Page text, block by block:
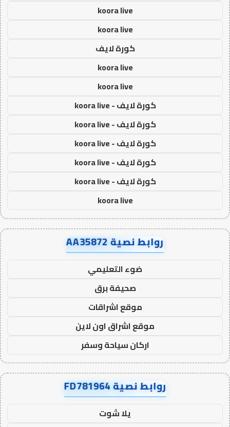
koora live
koora live
كورة لايف
koora live
koora live
كورة لايف - koora live
كورة لايف - koora live
كورة لايف - koora live
كورة لايف - koora live
كورة لايف - koora live
koora live
روابط نصية AA35872
ضوء التعليمي
صحيفة برق
موقع اشراقات
موقع اشراق اون لاين
اركان سياحة وسفر
روابط نصية FD781964
يلا شوت